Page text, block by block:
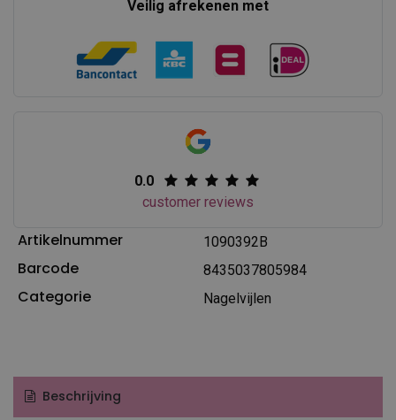
Veilig afrekenen met
0.0
customer reviews
Artikelnummer 1090392B
Barcode 8435037805984
Categorie Nagelvijlen
Beschrijving